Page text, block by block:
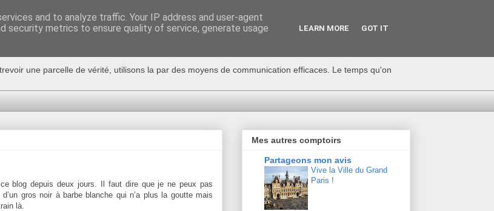
une parcelle de vérité, utilisons la par des moyens de communication efficaces. Le temps qu'on
blog depuis deux jours. Il faut dire que je ne peux pas
gros noir à barbe blanche qui n’a plus la goutte mais
là.
Mes autres comptoirs
Partageons mon avis
Vive la Ville du Grand
Paris !
and to analyze traffic. Your IP address and user-agent
security metrics to ensure quality of service, generate usage
LEARN MORE GOT IT